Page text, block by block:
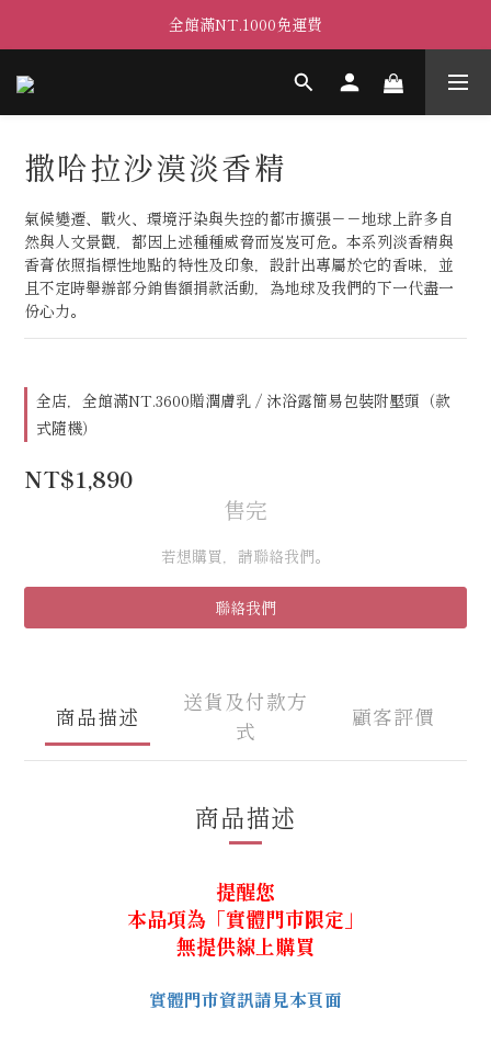
全館滿NT.1000免運費
撒哈拉沙漠淡香精
氣候變遷、戰火、環境汙染與失控的都市擴張－－地球上許多自
然與人文景觀，都因上述種種威脅而岌岌可危。本系列淡香精與
香膏依照指標性地點的特性及印象，設計出專屬於它的香味，並
且不定時舉辦部分銷售額捐款活動，為地球及我們的下一代盡一
份心力。
全店，全館滿NT.3600贈潤膚乳 / 沐浴露簡易包裝附壓頭（款
式隨機）
NT$1,890
售完
若想購買，請聯絡我們。
聯絡我們
商品描述
送貨及付款方
式
顧客評價
商品描述
提醒您
本品項為「實體門市限定」
無提供線上購買
實體門市資訊請見本頁面